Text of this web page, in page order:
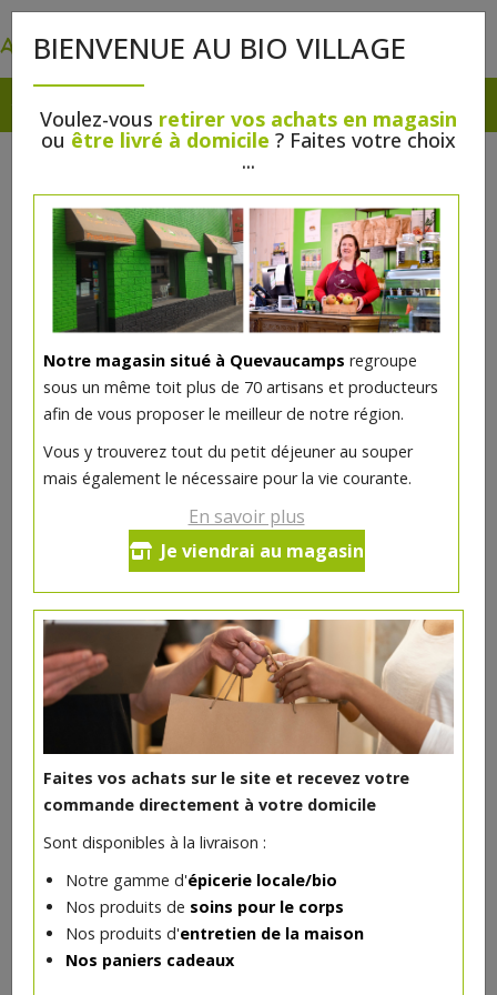
BIENVENUE AU BIO VILLAGE
Voulez-vous retirer vos achats en magasin
ou être livré à domicile ? Faites votre choix
...
Notre magasin situé à Quevaucamps regroupe
sous un même toit plus de 70 artisans et producteurs
afin de vous proposer le meilleur de notre région.
Vous y trouverez tout du petit déjeuner au souper
mais également le nécessaire pour la vie courante.
En savoir plus
Je viendrai au magasin
Faites vos achats sur le site et recevez votre
commande directement à votre domicile
Sont disponibles à la livraison :
Notre gamme d'épicerie locale/bio
Nos produits de soins pour le corps
Nos produits d'entretien de la maison
Nos paniers cadeaux
Gel intime 200 ml bio
5€/pc
Ce produit est indisponible pour le moment.
DANS LA MÊME CATÉGORIE ...